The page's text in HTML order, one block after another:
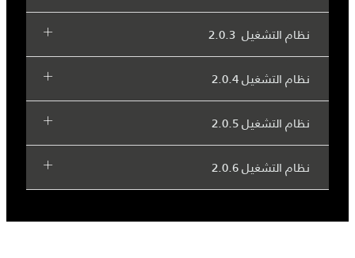
نظام التشغيل 2.0.3
نظام التشغيل 2.0.4
نظام التشغيل 2.0.5
نظام التشغيل 2.0.6